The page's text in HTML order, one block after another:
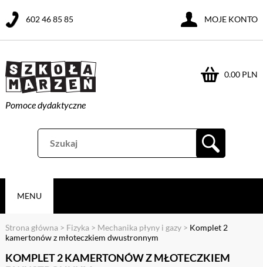
Pomoce dydaktyczne
0.00 PLN
602 46 85 85 MOJE KONTO
MENU
Strona główna > Fizyka > Mechanika płyny i gazy> Komplet 2
kamertonów z młoteczkiem dwustronnym
KOMPLET 2 KAMERTONÓW Z MŁOTECZKIEM